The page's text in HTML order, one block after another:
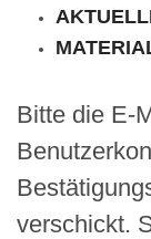
Bitte die E-
verschickt.